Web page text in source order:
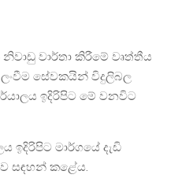
වාර්තා කිරීමේ වෘත්තීය
ලංවීම සේවකයින් විදුලිබල
ඉදිරිපිට මේ වනවිට
ඉදිරිපිට මාර්ගයේ දැඩි
සඳහන් කළේය.